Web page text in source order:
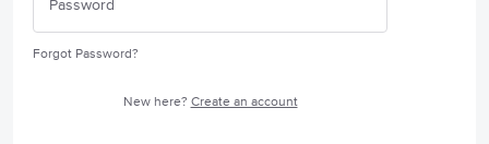
Forgot Password?
New here? Create an account